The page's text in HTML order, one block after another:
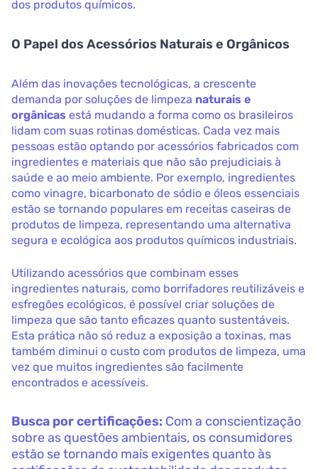
dos produtos químicos.
O Papel dos Acessórios Naturais e Orgânicos
Além das inovações tecnológicas, a crescente
demanda por soluções de limpeza naturais e
orgânicas está mudando a forma como os brasileiros
lidam com suas rotinas domésticas. Cada vez mais
pessoas estão optando por acessórios fabricados com
ingredientes e materiais que não são prejudiciais à
saúde e ao meio ambiente. Por exemplo, ingredientes
como vinagre, bicarbonato de sódio e óleos essenciais
estão se tornando populares em receitas caseiras de
produtos de limpeza, representando uma alternativa
segura e ecológica aos produtos químicos industriais.
Utilizando acessórios que combinam esses
ingredientes naturais, como borrifadores reutilizáveis e
esfregões ecológicos, é possível criar soluções de
limpeza que são tanto eficazes quanto sustentáveis.
Esta prática não só reduz a exposição a toxinas, mas
também diminui o custo com produtos de limpeza, uma
vez que muitos ingredientes são facilmente
encontrados e acessíveis.
Busca por certificações: Com a conscientização
sobre as questões ambientais, os consumidores
estão se tornando mais exigentes quanto às